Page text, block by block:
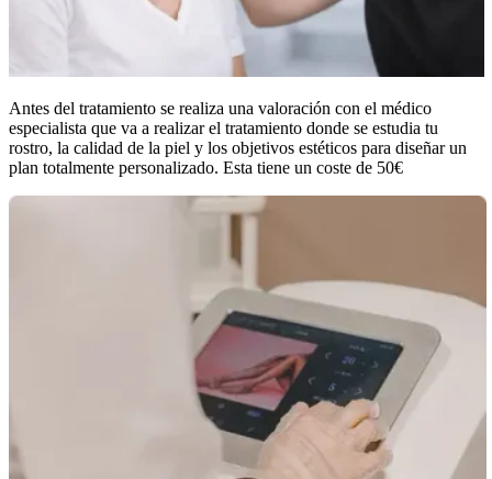
Antes del tratamiento se realiza una valoración con el médico
especialista que va a realizar el tratamiento donde se estudia tu
rostro, la calidad de la piel y los objetivos estéticos para diseñar un
plan totalmente personalizado. Esta tiene un coste de 50€